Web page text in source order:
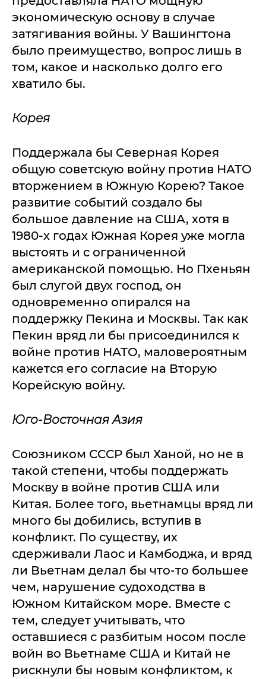
экономическую основу в случае
затягивания войны. У Вашингтона
было преимущество, вопрос лишь в
том, какое и насколько долго его
хватило бы.
Корея
Поддержала бы Северная Корея
общую советскую войну против НАТО
вторжением в Южную Корею? Такое
развитие событий создало бы
большое давление на США, хотя в
1980-х годах Южная Корея уже могла
выстоять и с ограниченной
американской помощью. Но Пхеньян
был слугой двух господ, он
одновременно опирался на
поддержку Пекина и Москвы. Так как
Пекин вряд ли бы присоединился к
войне против НАТО, маловероятным
кажется его согласие на Вторую
Корейскую войну.
Юго-Восточная Азия
Союзником СССР был Ханой, но не в
такой степени, чтобы поддержать
Москву в войне против США или
Китая. Более того, вьетнамцы вряд ли
много бы добились, вступив в
конфликт. По существу, их
сдерживали Лаос и Камбоджа, и вряд
ли Вьетнам делал бы что-то большее
чем, нарушение судоходства в
Южном Китайском море. Вместе с
тем, следует учитывать, что
оставшиеся с разбитым носом после
войн во Вьетнаме США и Китай не
рискнули бы новым конфликтом, к